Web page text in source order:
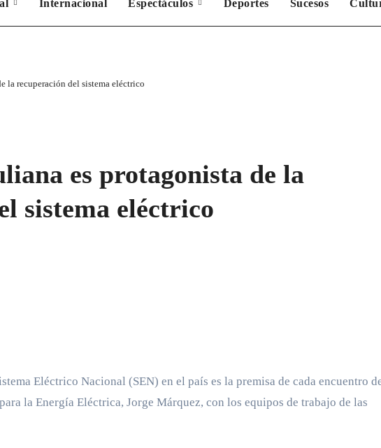
Internacional Espectáculos Deportes Sucesos
la recuperación del sistema eléctrico
es protagonista de la
sistema eléctrico
Eléctrico Nacional (SEN) en el país es la premisa de cada encuentro
la Energía Eléctrica, Jorge Márquez, con los equipos de trabajo de las